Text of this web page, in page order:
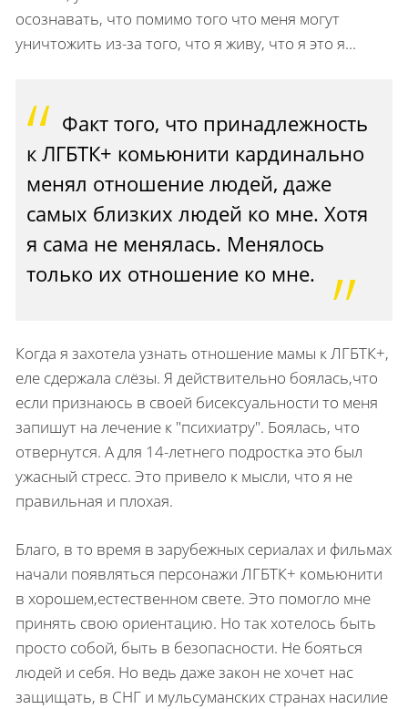
осознавать, что помимо того что меня могут
уничтожить из-за того, что я живу, что я это я...
Факт того, что принадлежность
к ЛГБТК+ комьюнити кардинально
менял отношение людей, даже
самых близких людей ко мне. Хотя
я сама не менялась. Менялось
только их отношение ко мне.
Когда я захотела узнать отношение мамы к ЛГБТК+,
еле сдержала слёзы. Я действительно боялась,что
если признаюсь в своей бисексуальности то меня
запишут на лечение к "психиатру". Боялась, что
отвернутся. А для 14-летнего подростка это был
ужасный стресс. Это привело к мысли, что я не
правильная и плохая.
Благо, в то время в зарубежных сериалах и фильмах
начали появляться персонажи ЛГБТК+ комьюнити
в хорошем,естественном свете. Это помогло мне
принять свою ориентацию. Но так хотелось быть
просто собой, быть в безопасности. Не бояться
людей и себя. Но ведь даже закон не хочет нас
защищать, в СНГ и мульсуманских странах насилие